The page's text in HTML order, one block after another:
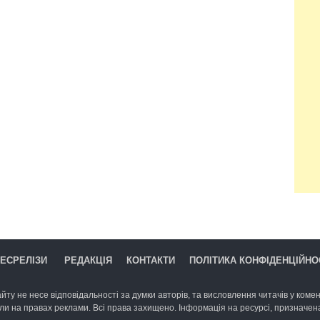
РЕДАКЦІЯ КОНТАКТИ ПОЛІТИКА
не несе відповідальності за думки авторів, та висловлення читачів у
на правах реклами. Всі права захищено. Інформація на ресурсі,